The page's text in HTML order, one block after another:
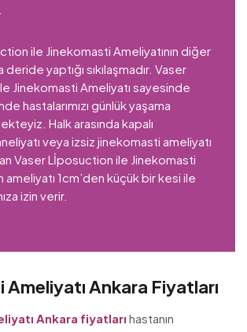
ile Jinekomasti Ameliyatının diğer
yaptığı sıkılaşmadır. Vaser
Jinekomasti Ameliyatı sayesinde
hastalarımızı günlük yaşama
Halk arasında kapalı
veya izsiz jinekomasti ameliyatı
Vaser Lİposuction ile Jinekomasti
ameliyatı 1cm’den küçük bir kesi ile
izin verir.
Ankara Fiyatları
Ankara fiyatları hastanın